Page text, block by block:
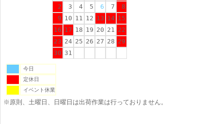
2
3 4 5 6 7
8
9 10 11 12 13 14 15
16 17 18 19 20 21 22
23 24 25 26 27 28 29
30 31
今日
定休日
イベント休業
※原則、土曜日、日曜日は出荷作業は行っておりません。